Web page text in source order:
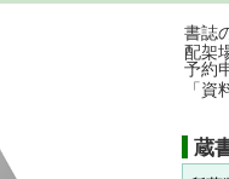
書誌
配架
予約
「
蔵